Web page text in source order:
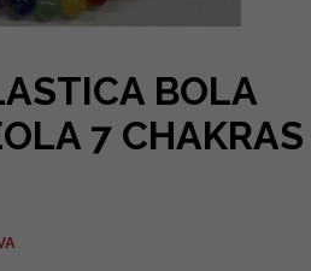
BOLA
7 CHAKRAS